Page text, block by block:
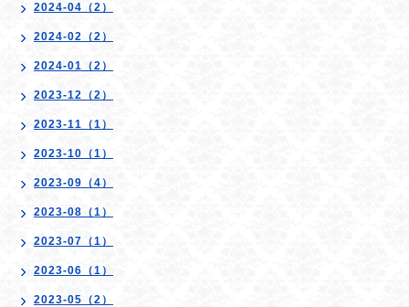
2024-04（2）
2024-02（2）
2024-01（2）
2023-12（2）
2023-11（1）
2023-10（1）
2023-09（4）
2023-08（1）
2023-07（1）
2023-06（1）
2023-05（2）